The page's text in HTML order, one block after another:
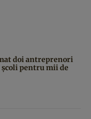
doi antreprenori
pentru mii de